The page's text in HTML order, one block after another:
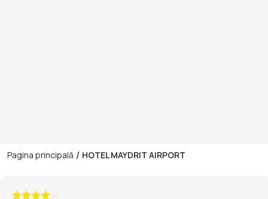
Pagina principală / HOTEL MAYDRIT AIRPORT